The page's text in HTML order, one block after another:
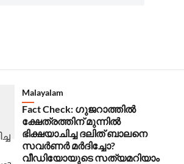
Malayalam
Fact Check: ഗുജറാത്തില്‍
ക്ഷേത്രത്തിന് മുന്നില്‍
ഭിക്ഷയാചിച്ച ദലിത് ബാലനെ
സവര്‍ണര്‍ മര്‍ദിച്ചോ?
വീഡിയോയുടെ സത്യമറിയാം